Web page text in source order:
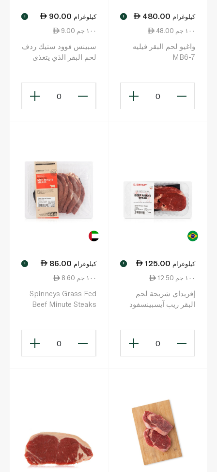
480.00 كيلوغرام !
48.00 ١٠٠ جم
واغيو لحم البقر فيليه
MB6-7
0
90.00 كيلوغرام !
9.00 ١٠٠ جم
سبينس فوود ستيك ردف
لحم البقر الذي يتغذى
0
125.00 كيلوغرام !
12.50 ١٠٠ جم
إفريداي شريحة لحم
البقر ريب آيسبينسفود
0
86.00 كيلوغرام !
8.60 ١٠٠ جم
Spinneys Grass Fed
Beef Minute Steaks
0